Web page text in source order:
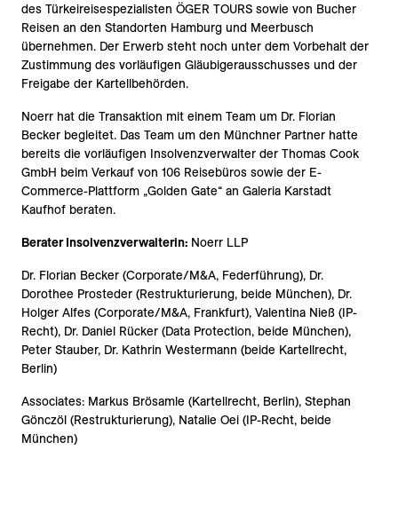
des Türkeireisespezialisten ÖGER TOURS sowie von Bucher
Reisen an den Standorten Hamburg und Meerbusch
übernehmen. Der Erwerb steht noch unter dem Vorbehalt der
Zustimmung des vorläufigen Gläubigerausschusses und der
Freigabe der Kartellbehörden.
Noerr hat die Transaktion mit einem Team um Dr. Florian
Becker begleitet. Das Team um den Münchner Partner hatte
bereits die vorläufigen Insolvenzverwalter der Thomas Cook
GmbH beim Verkauf von 106 Reisebüros sowie der E-
Commerce-Plattform „Golden Gate“ an Galeria Karstadt
Kaufhof beraten.
Berater Insolvenzverwalterin: Noerr LLP
Dr. Florian Becker (Corporate/M&A, Federführung), Dr.
Dorothee Prosteder (Restrukturierung, beide München), Dr.
Holger Alfes (Corporate/M&A, Frankfurt), Valentina Nieß (IP-
Recht), Dr. Daniel Rücker (Data Protection, beide München),
Peter Stauber, Dr. Kathrin Westermann (beide Kartellrecht,
Berlin)
Associates: Markus Brösamle (Kartellrecht, Berlin), Stephan
Gönczöl (Restrukturierung), Natalie Oei (IP-Recht, beide
München)